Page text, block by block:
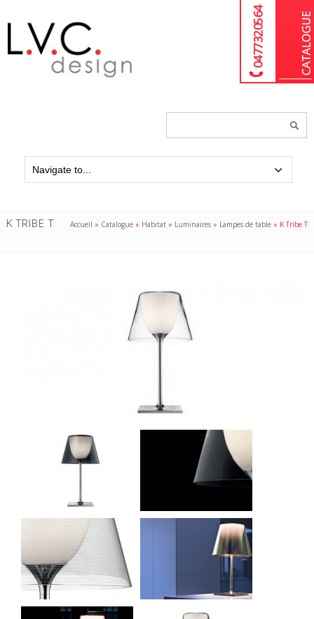
04 77 32 05 64
K TRIBE T Accueil » Catalogue » Habitat » Luminaires » Lampes de table » K Tribe T